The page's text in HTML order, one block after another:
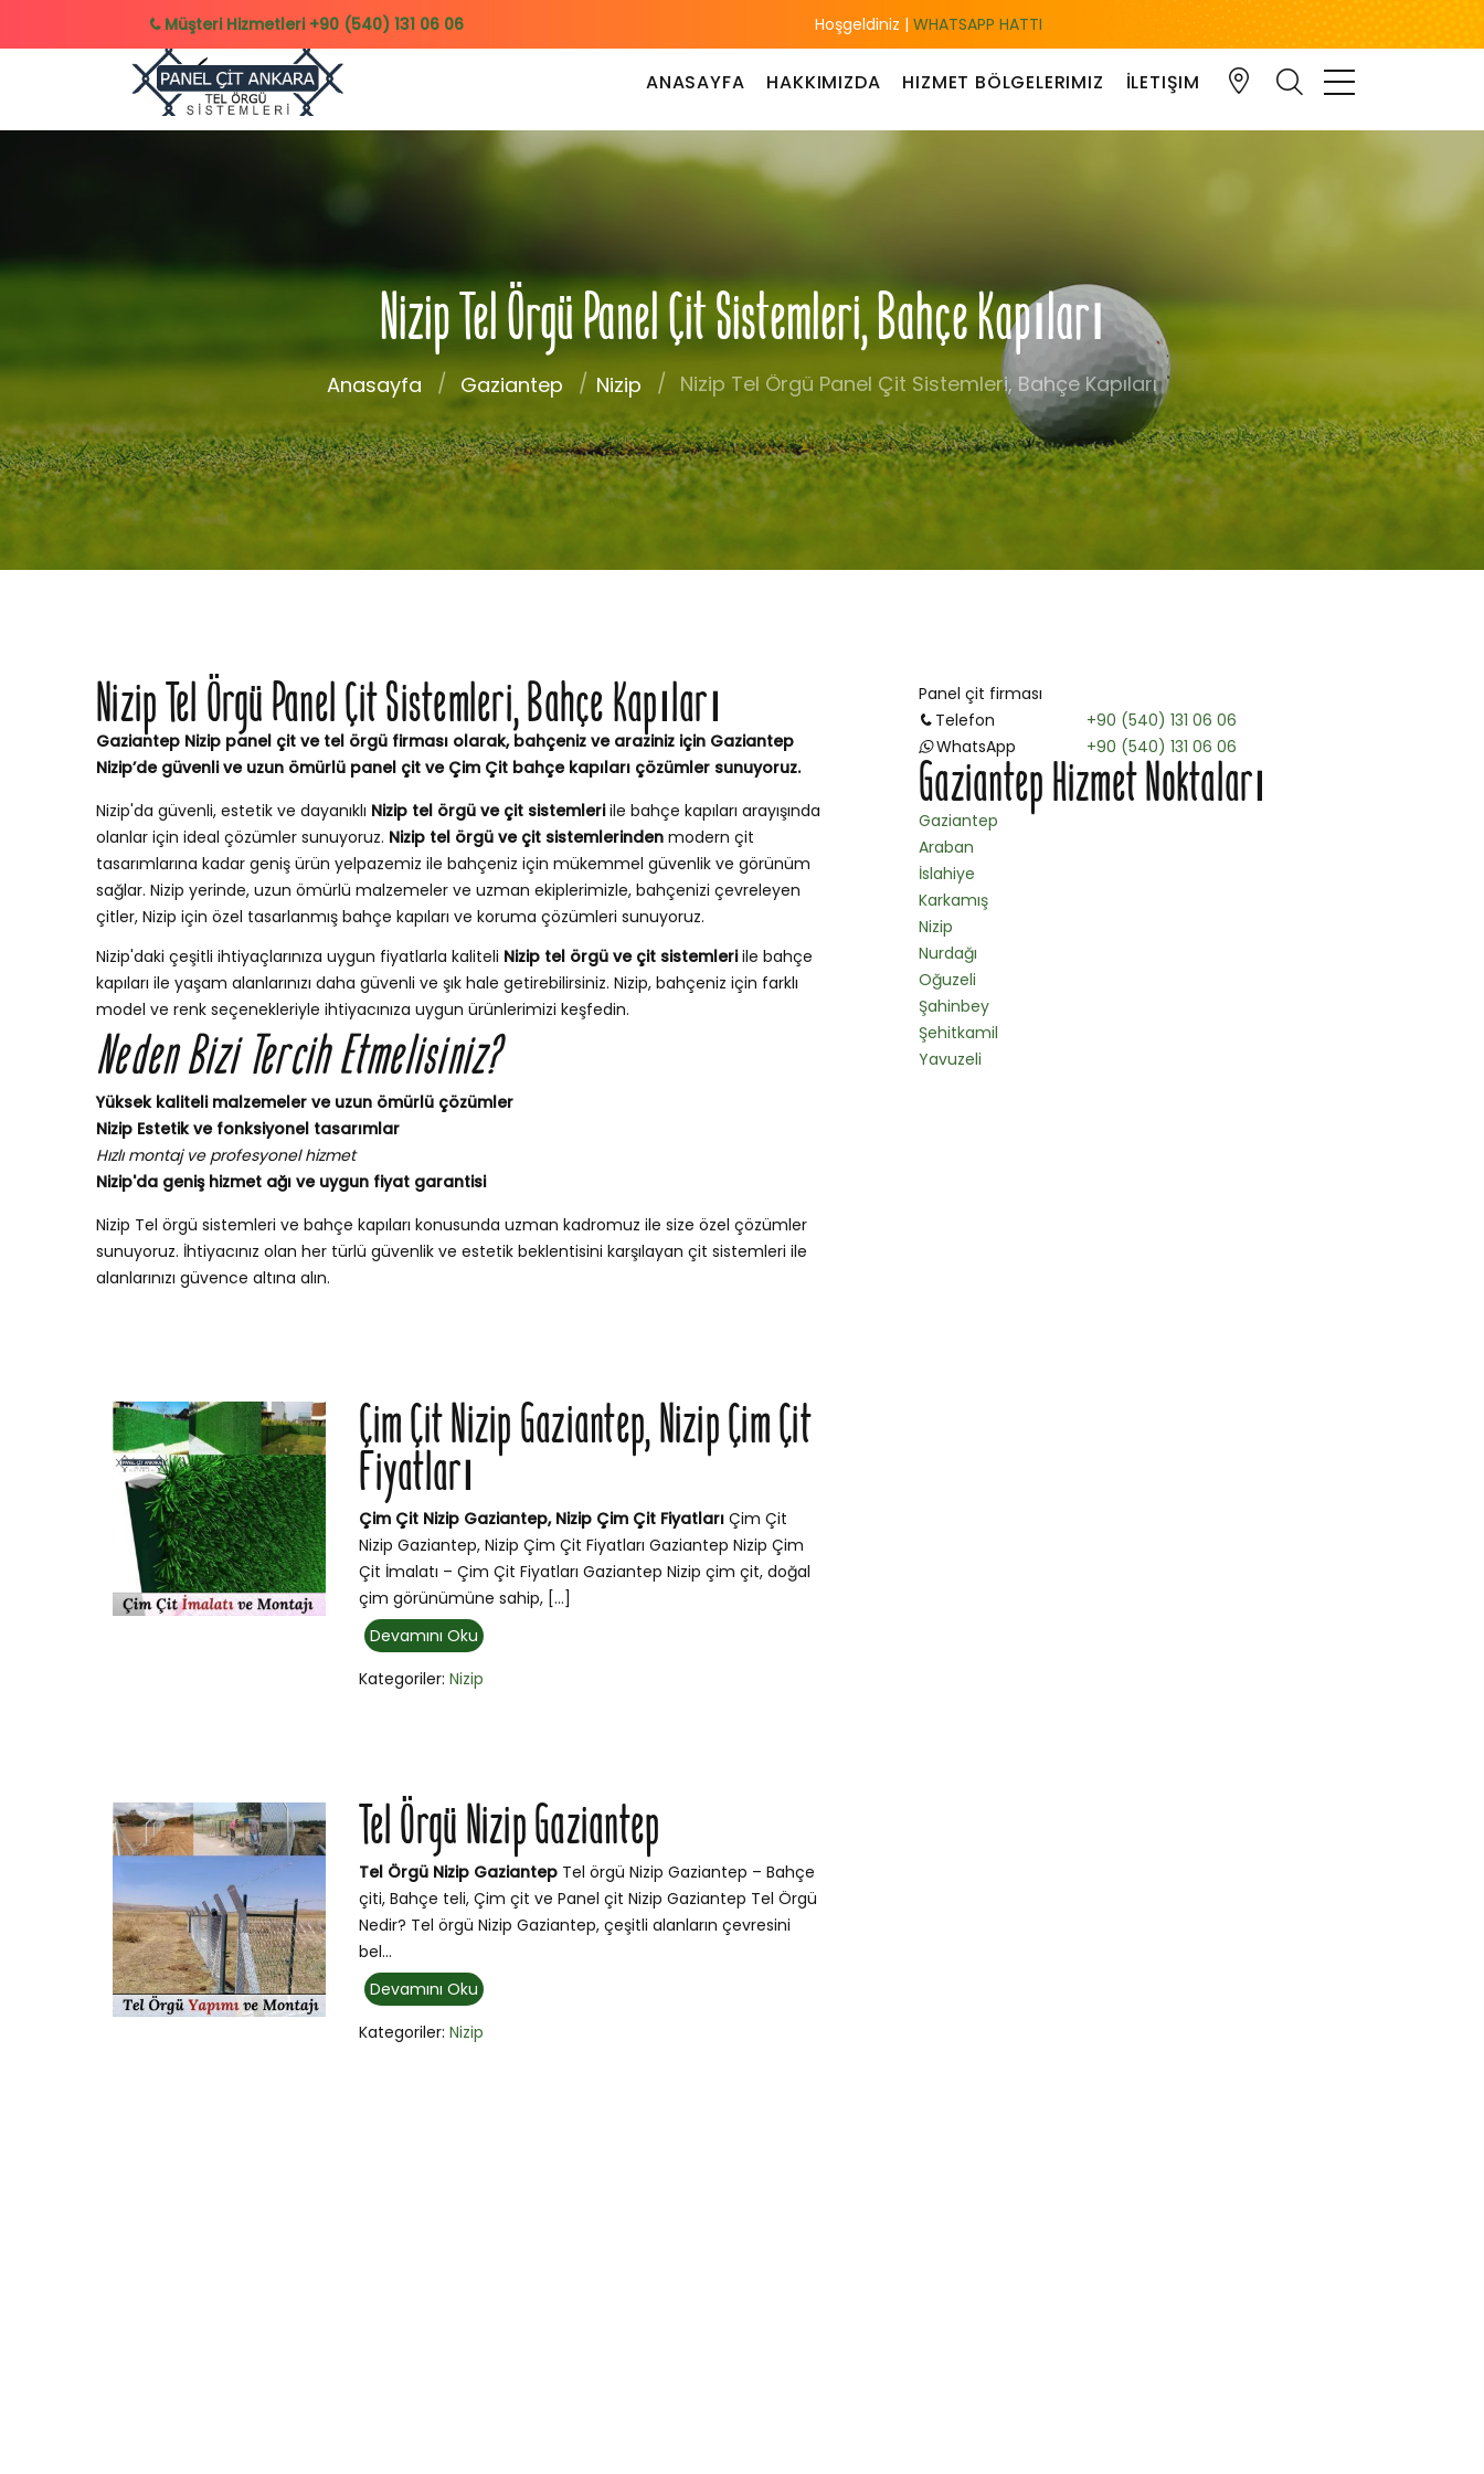
Müşteri Hizmetleri +90 (540) 131 06 06 Hoşgeldiniz | WHATSAPP HATTI
ANASAYFA HAKKIMIZDA HIZMET BÖLGELERIMIZ İLETIŞIM
Nizip Tel Örgü Panel Çit Sistemleri, Bahçe Kapıları
Anasayfa Gaziantep Nizip Nizip Tel Örgü Panel Çit Sistemleri, Bahçe Kapıları
Panel çit firması
Telefon
+90 (540) 131 06 06
WhatsApp
+90 (540) 131 06 06
Gaziantep Hizmet Noktaları
Gaziantep
Araban
İslahiye
Karkamış
Nizip
Nurdağı
Oğuzeli
Şahinbey
Şehitkamil
Yavuzeli
Nizip Tel Örgü Panel Çit Sistemleri, Bahçe Kapıları
Gaziantep Nizip panel çit ve tel örgü firması olarak, bahçeniz ve araziniz için Gaziantep
Nizip’de güvenli ve uzun ömürlü panel çit ve Çim Çit bahçe kapıları çözümler sunuyoruz.
Nizip'da güvenli, estetik ve dayanıklı Nizip tel örgü ve çit sistemleriile bahçe kapıları arayışında
olanlar için ideal çözümler sunuyoruz. Nizip tel örgü ve çit sistemlerinden modern çit
tasarımlarına kadar geniş ürün yelpazemiz ile bahçeniz için mükemmel güvenlik ve görünüm
sağlar. Nizip yerinde, uzun ömürlü malzemeler ve uzman ekiplerimizle, bahçenizi çevreleyen
çitler, Nizip için özel tasarlanmış bahçe kapıları ve koruma çözümleri sunuyoruz.
Nizip'daki çeşitli ihtiyaçlarınıza uygun fiyatlarla kaliteli Nizip tel örgü ve çit sistemleriile bahçe
kapıları ile yaşam alanlarınızı daha güvenli ve şık hale getirebilirsiniz. Nizip, bahçeniz için farklı
model ve renk seçenekleriyle ihtiyacınıza uygun ürünlerimizi keşfedin.
Neden Bizi Tercih Etmelisiniz?
Yüksek kaliteli malzemeler ve uzun ömürlü çözümler
Nizip Estetik ve fonksiyonel tasarımlar
Hızlı montaj ve profesyonel hizmet
Nizip'da geniş hizmet ağı ve uygun fiyat garantisi
Nizip Tel örgü sistemleri ve bahçe kapıları konusunda uzman kadromuz ile size özel çözümler
sunuyoruz. İhtiyacınız olan her türlü güvenlik ve estetik beklentisini karşılayan çit sistemleri ile
alanlarınızı güvence altına alın.
Çim Çit Nizip Gaziantep, Nizip Çim Çit
Fiyatları
Çim Çit Nizip Gaziantep, Nizip Çim Çit Fiyatları Çim Çit
Nizip Gaziantep, Nizip Çim Çit Fiyatları Gaziantep Nizip Çim
Çit İmalatı – Çim Çit Fiyatları Gaziantep Nizip çim çit, doğal
çim görünümüne sahip, […]
Devamını Oku
Kategoriler:Nizip
Tel Örgü Nizip Gaziantep
Tel Örgü Nizip Gaziantep Tel örgü Nizip Gaziantep – Bahçe
çiti, Bahçe teli, Çim çit ve Panel çit Nizip Gaziantep Tel Örgü
Nedir? Tel örgü Nizip Gaziantep, çeşitli alanların çevresini
bel...
Devamını Oku
Kategoriler:Nizip